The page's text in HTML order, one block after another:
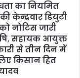
का नियमित
केन्द्रवार डियुटी
नोटिस जारी
सहायक आयुक्त
से तीन दिन में
किसान हित